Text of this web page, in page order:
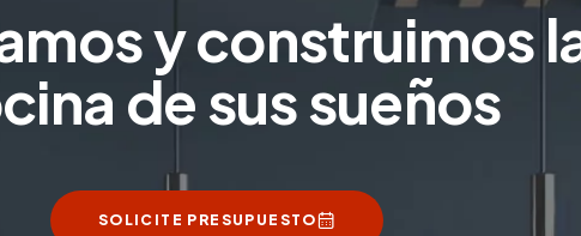
y construimos
de sus sueños
SOLICITE PRESUPUESTO